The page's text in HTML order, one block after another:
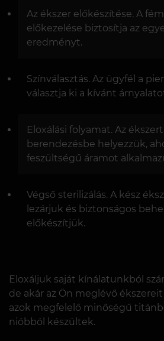
Az ékszer előkészítése. A
előkezelése biztosítja az
eredményt.
Színválasztás. Az ügyfél a
választja ki a kívánt
Eloxálási folyamat. Az
berendezésbe helyezzük,
feszültségű áramot
Végső sterilizálás. A kész
lezárjuk és biztonságos
előkészítjük.
Eloxáljuk saját kínálatunkból
de akár az Ön meglévő
azok megfelelő minőségű
nióbból készültek.